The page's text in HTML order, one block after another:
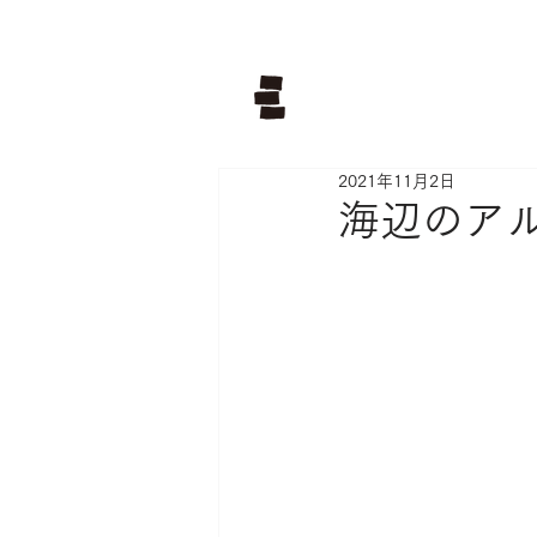
海辺のア
2021年11月2日